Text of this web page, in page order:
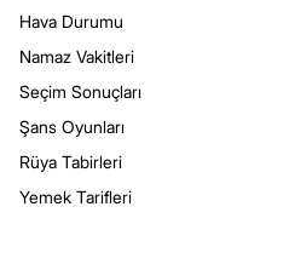
Hava Durumu
Namaz Vakitleri
Seçim Sonuçları
Şans Oyunları
Rüya Tabirleri
Yemek Tarifleri